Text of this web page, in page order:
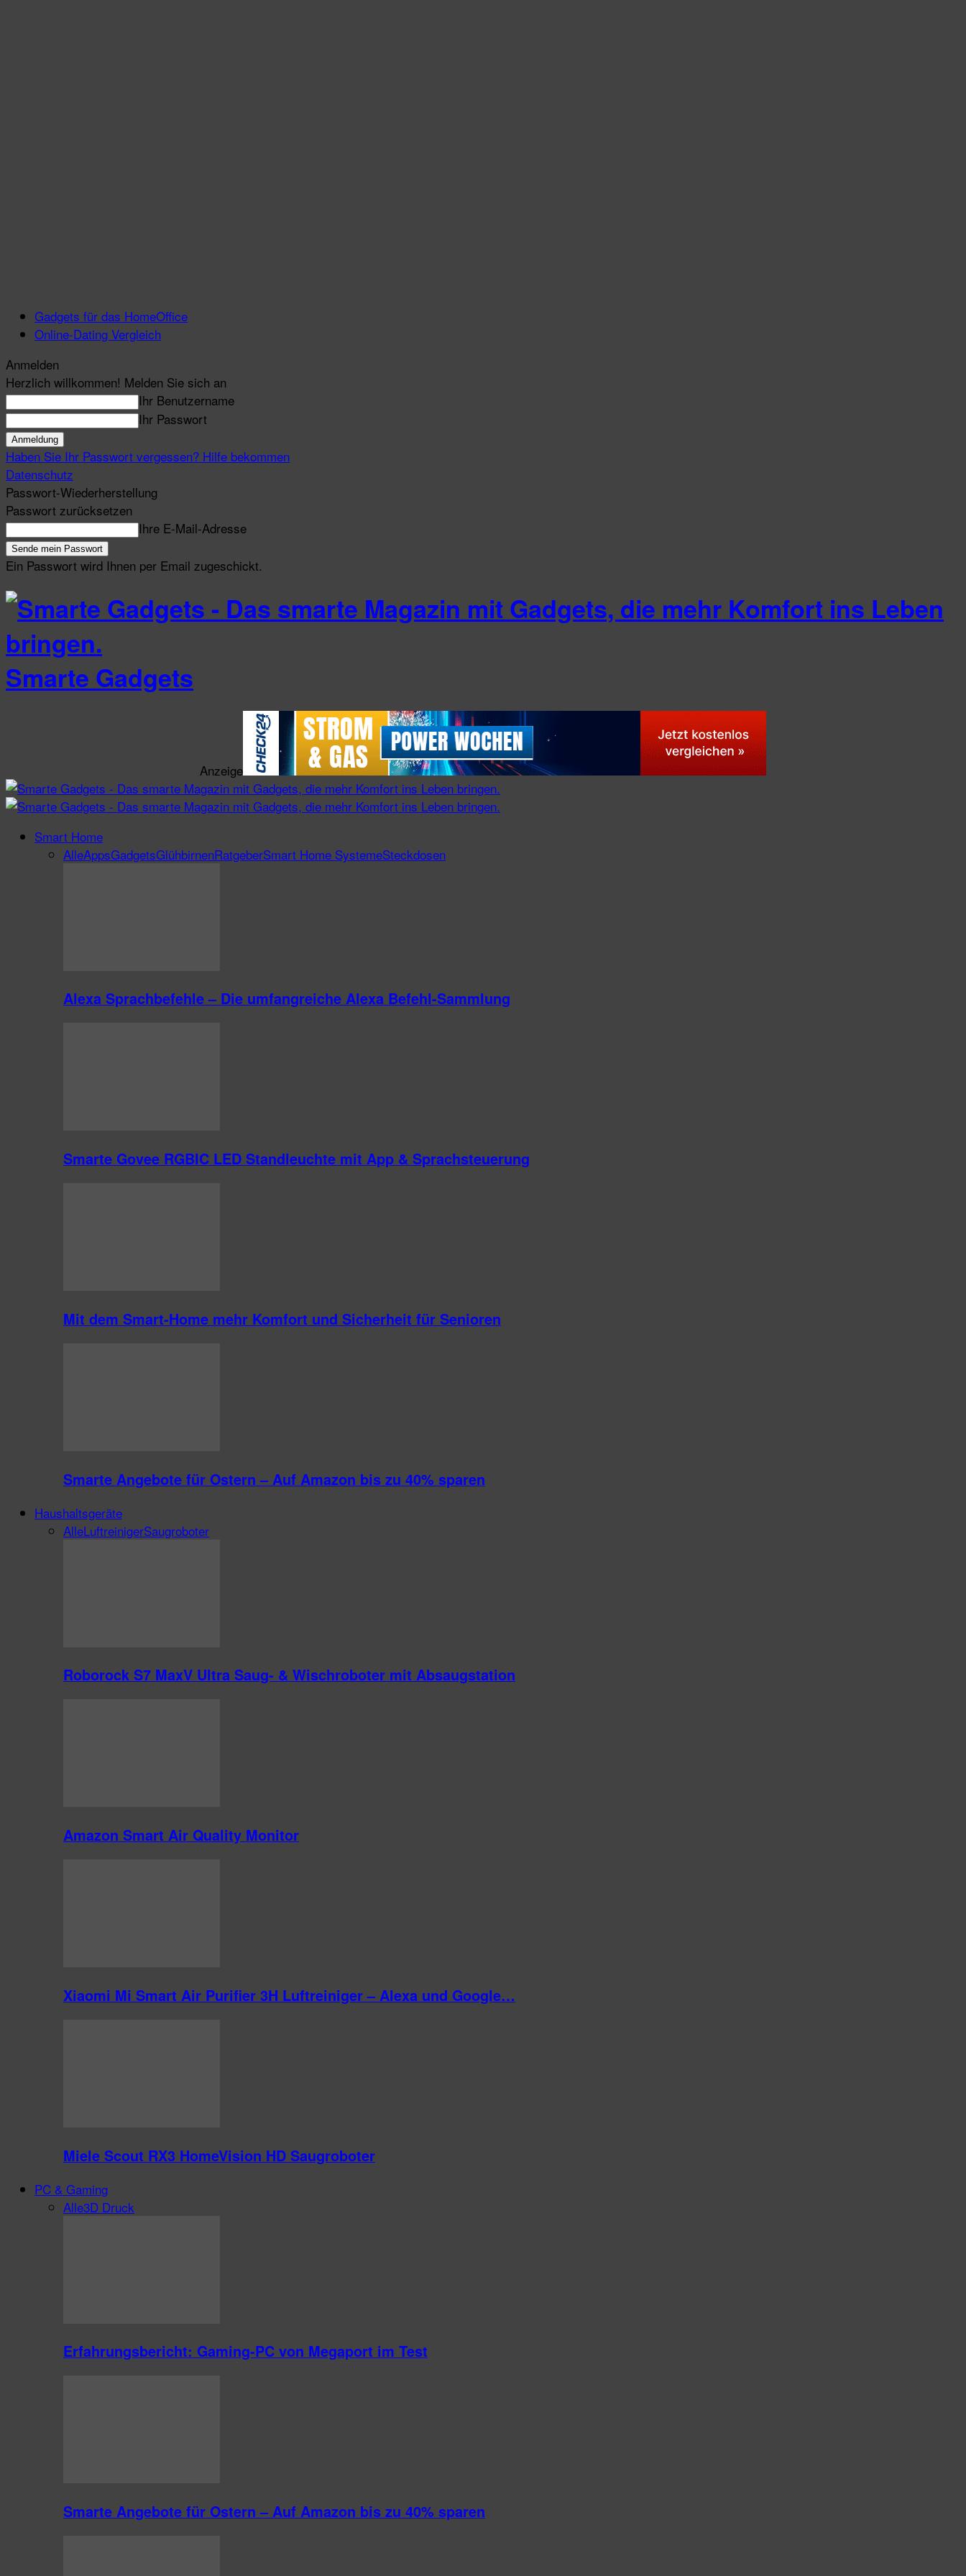
Gadgets für das HomeOffice
Online-Dating Vergleich
Anmelden
Herzlich willkommen! Melden Sie sich an
Ihr Benutzername
Ihr Passwort
Haben Sie Ihr Passwort vergessen? Hilfe bekommen
Datenschutz
Passwort-Wiederherstellung
Passwort zurücksetzen
Ihre E-Mail-Adresse
Ein Passwort wird Ihnen per Email zugeschickt.
Smarte Gadgets
Anzeige
Smart Home
AlleAppsGadgetsGlühbirnenRatgeberSmart Home SystemeSteckdosen
Alexa Sprachbefehle – Die umfangreiche Alexa Befehl-Sammlung
Smarte Govee RGBIC LED Standleuchte mit App & Sprachsteuerung
Mit dem Smart-Home mehr Komfort und Sicherheit für Senioren
Smarte Angebote für Ostern – Auf Amazon bis zu 40% sparen
Haushaltsgeräte
AlleLuftreinigerSaugroboter
Roborock S7 MaxV Ultra Saug- & Wischroboter mit Absaugstation
Amazon Smart Air Quality Monitor
Xiaomi Mi Smart Air Purifier 3H Luftreiniger – Alexa und Google…
Miele Scout RX3 HomeVision HD Saugroboter
PC & Gaming
Alle3D Druck
Erfahrungsbericht: Gaming-PC von Megaport im Test
Smarte Angebote für Ostern – Auf Amazon bis zu 40% sparen